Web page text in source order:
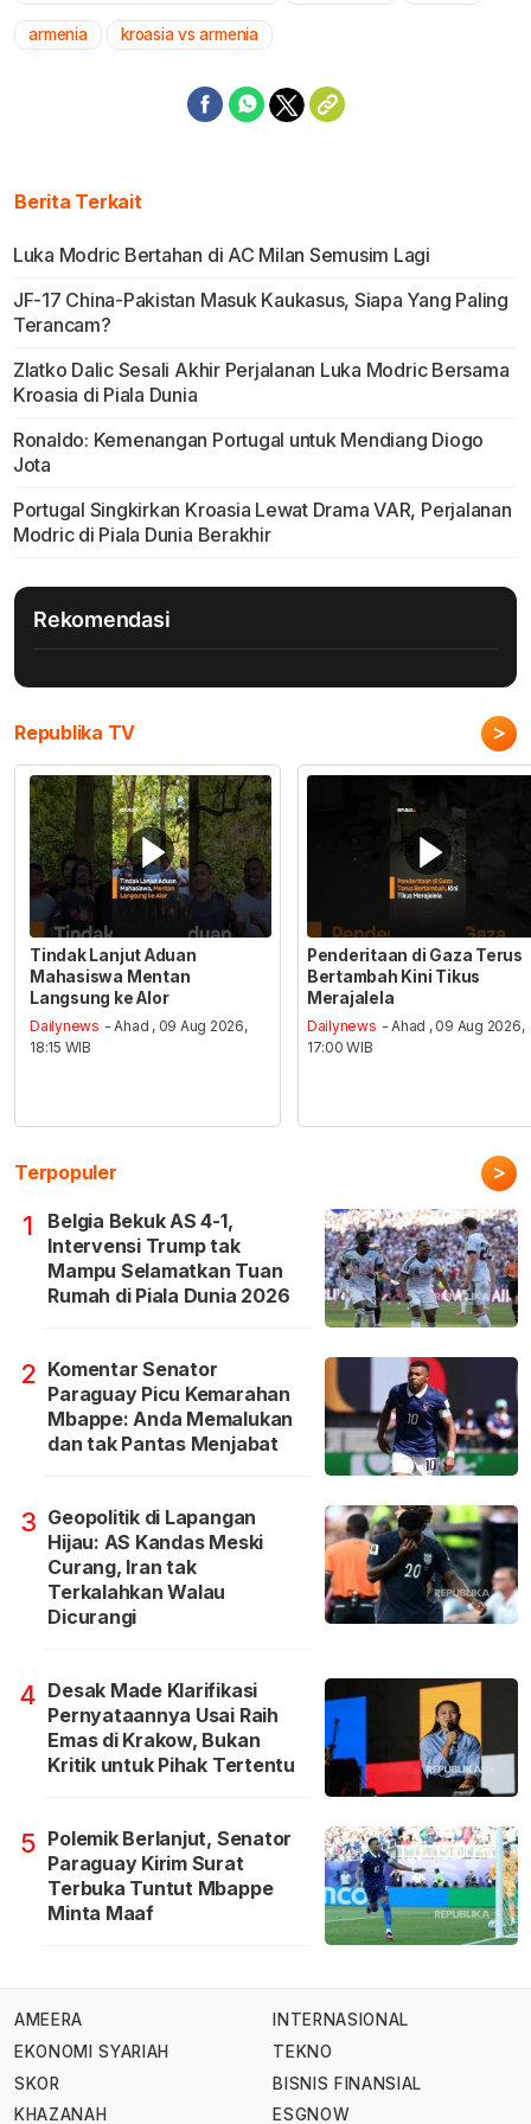
armenia kroasia vs armenia
Berita Terkait
Luka Modric Bertahan di AC Milan Semusim Lagi
JF-17 China-Pakistan Masuk Kaukasus, Siapa Yang Paling
Terancam?
Zlatko Dalic Sesali Akhir Perjalanan Luka Modric Bersama
Kroasia di Piala Dunia
Ronaldo: Kemenangan Portugal untuk Mendiang Diogo
Jota
Portugal Singkirkan Kroasia Lewat Drama VAR, Perjalanan
Modric di Piala Dunia Berakhir
Rekomendasi
Republika TV >
Tindak Lanjut Aduan
Mahasiswa Mentan
Langsung ke Alor
Dailynews - Ahad , 09 Aug 2026,
18:15 WIB
Penderitaan di Gaza Terus
Bertambah Kini Tikus
Merajalela
Dailynews - Ahad , 09 Aug 2026,
17:00 WIB
Terpopuler >
1
Belgia Bekuk AS 4-1,
Intervensi Trump tak
Mampu Selamatkan Tuan
Rumah di Piala Dunia 2026
2 Komentar Senator
Paraguay Picu Kemarahan
Mbappe: Anda Memalukan
dan tak Pantas Menjabat
3 Geopolitik di Lapangan
Hijau: AS Kandas Meski
Curang, Iran tak
Terkalahkan Walau
Dicurangi
4 Desak Made Klarifikasi
Pernyataannya Usai Raih
Emas di Krakow, Bukan
Kritik untuk Pihak Tertentu
5 Polemik Berlanjut, Senator
Paraguay Kirim Surat
Terbuka Tuntut Mbappe
Minta Maaf
AMEERA
EKONOMI SYARIAH
SKOR
KHAZANAH
INTERNASIONAL
TEKNO
BISNIS FINANSIAL
ESGNOW